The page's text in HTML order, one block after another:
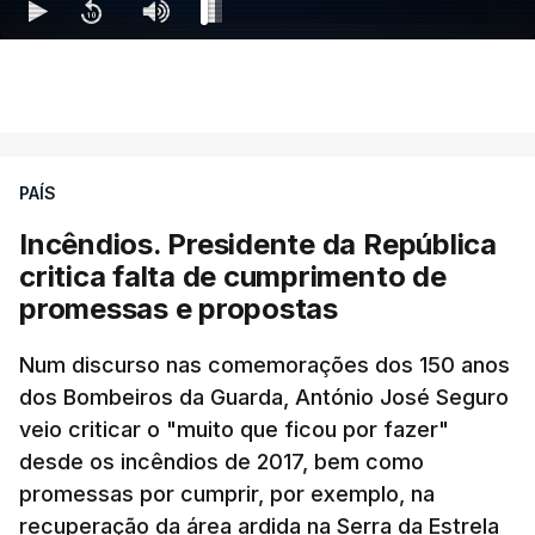
assinalando o início do terceiro ano de Pezeshkian
à frente do governo, teve na agenda o conflito
armado com os Estados Unidos e Israel, além das
questões económicas de um país em guerra que
se confronta agora com uma inflação de 88%.
De acordo com a informação oficial, que não indica
onde ou quando decorreu a reunião, Khamenei e
Pezeshkian discutiram ainda formas de garantir
recursos e gerir as despesas "em riais, divisas e
energia", bem como sobre a cooperação
PAÍS
Incêndios. Presidente da República
critica falta de cumprimento de
promessas e propostas
Num discurso nas comemorações dos 150 anos
dos Bombeiros da Guarda, António José Seguro
veio criticar o "muito que ficou por fazer"
desde os incêndios de 2017, bem como
promessas por cumprir, por exemplo, na
recuperação da área ardida na Serra da Estrela